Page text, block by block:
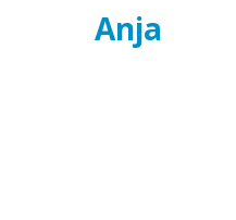
Anja